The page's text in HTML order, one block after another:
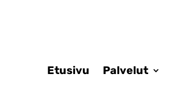
Etusivu Palvelut